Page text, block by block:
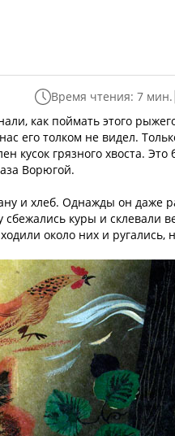
Время чтения: 7 мин.
как поймать этого
его толком не видел.
кусок грязного хвоста.
Ворюгой.
и хлеб. Однажды он даже
куры и склевали
около них и ругались,